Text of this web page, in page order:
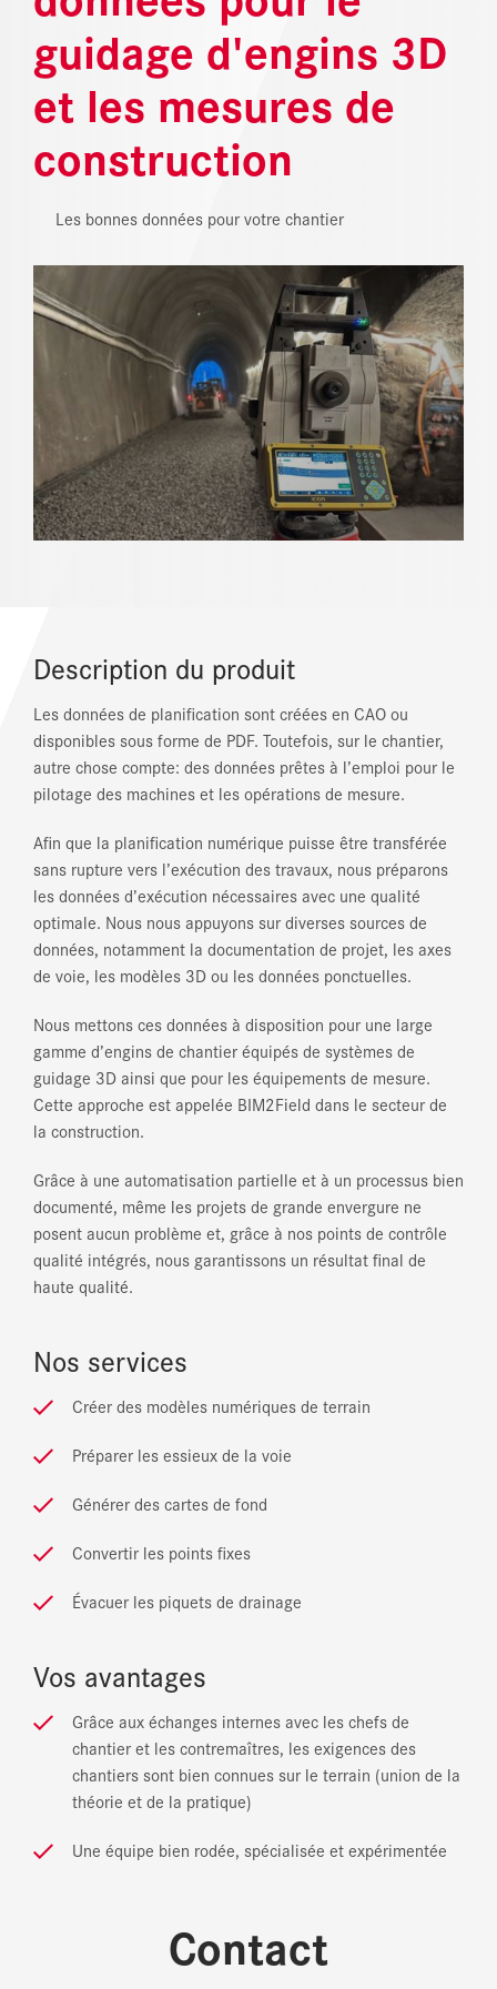
RÉFÉRENCES
ACTUALITÉS
CENTRE DE TÉLÉCHARGEMENT
guidage d'engins 3D
et les mesures de
construction
Les bonnes données pour votre chantier
Description du produit
Les données de planification sont créées en CAO ou
disponibles sous forme de PDF. Toutefois, sur le chantier,
autre chose compte: des données prêtes à l’emploi pour le
pilotage des machines et les opérations de mesure.
Afin que la planification numérique puisse être transférée
sans rupture vers l’exécution des travaux, nous préparons
les données d’exécution nécessaires avec une qualité
optimale. Nous nous appuyons sur diverses sources de
données, notamment la documentation de projet, les axes
de voie, les modèles 3D ou les données ponctuelles.
Nous mettons ces données à disposition pour une large
gamme d’engins de chantier équipés de systèmes de
guidage 3D ainsi que pour les équipements de mesure.
Cette approche est appelée BIM2Field dans le secteur de
la construction.
Grâce à une automatisation partielle et à un processus bien
documenté, même les projets de grande envergure ne
posent aucun problème et, grâce à nos points de contrôle
qualité intégrés, nous garantissons un résultat final de
haute qualité.
Nos services
Créer des modèles numériques de terrain
Préparer les essieux de la voie
Générer des cartes de fond
Convertir les points fixes
Évacuer les piquets de drainage
Vos avantages
Grâce aux échanges internes avec les chefs de
chantier et les contremaîtres, les exigences des
chantiers sont bien connues sur le terrain (union de la
théorie et de la pratique)
Une équipe bien rodée, spécialisée et expérimentée
Contact